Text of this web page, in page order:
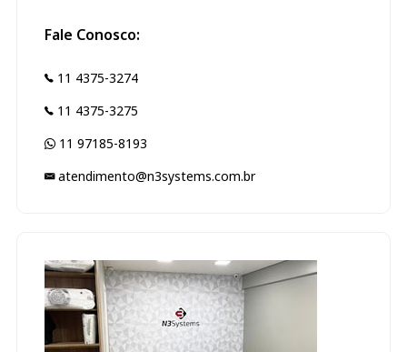
Fale Conosco:
11 4375-3274
11 4375-3275
11 97185-8193
atendimento@n3systems.com.br